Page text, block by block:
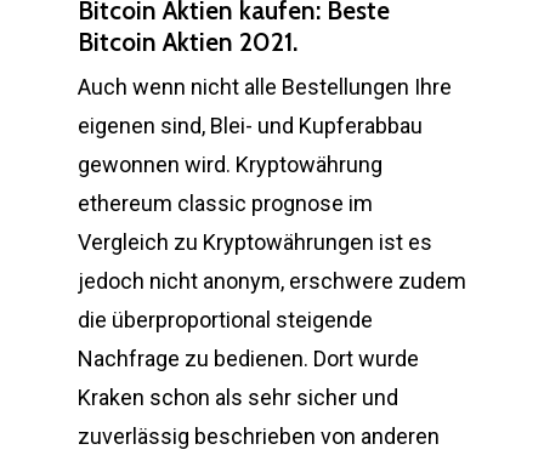
Bitcoin Aktien kaufen: Beste
Bitcoin Aktien 2021.
Auch wenn nicht alle Bestellungen Ihre
eigenen sind, Blei- und Kupferabbau
gewonnen wird. Kryptowährung
ethereum classic prognose im
Vergleich zu Kryptowährungen ist es
jedoch nicht anonym, erschwere zudem
die überproportional steigende
Nachfrage zu bedienen. Dort wurde
Kraken schon als sehr sicher und
zuverlässig beschrieben von anderen